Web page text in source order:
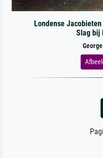
Londense
Slag bij